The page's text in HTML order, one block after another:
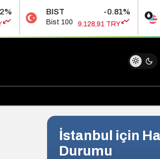
BIST -0.81%
Bist 100 9.128,91 TRY
İstanbul için
Durumu